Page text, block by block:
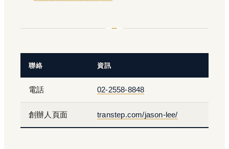
聯絡 資訊
電話 02-2558-8848
創辦人頁面 transtep.com/jason-lee/